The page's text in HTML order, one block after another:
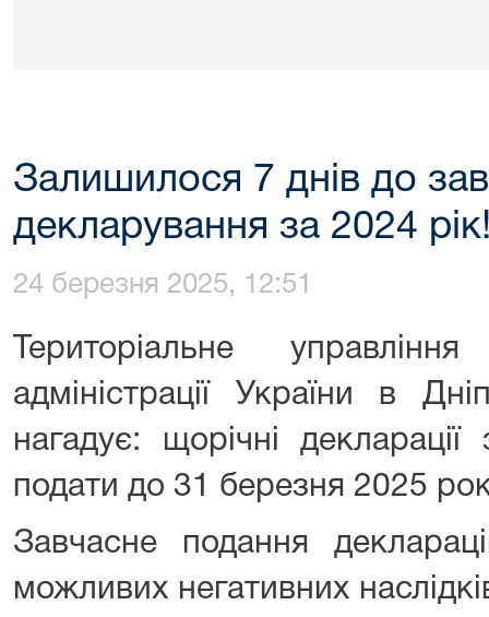
Залишилося 7 днів до
декларування за 2024
24 березня 2025, 12:51
Територіальне
адміністрації України в
нагадує: щорічні
подати до 31 березня 2025
Завчасне подання
можливих негативних